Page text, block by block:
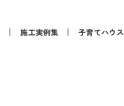
施工実例集 子育てハウス